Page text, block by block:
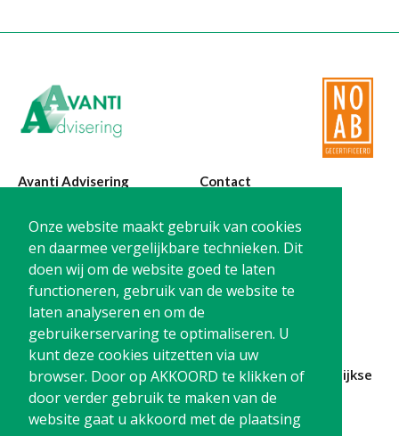
Onze website maakt gebruik van cookies
en daarmee vergelijkbare technieken. Dit
doen wij om de website goed te laten
functioneren, gebruik van de website te
laten analyseren en om de
gebruikerservaring te optimaliseren. U
kunt deze cookies uitzetten via uw
browser. Door op AKKOORD te klikken of
door verder gebruik te maken van de
website gaat u akkoord met de plaatsing
Avanti Advisering
Poelstraat 4
1441 RR Purmerend
Contact
T: 0299-420870
@:
info@avanti-
advisering.nl
BTW: NL861212733B01
Blijf op de hoogte en schrijf je in voor onze maandelijkse
nieuwsbrief
Schrijf me in!